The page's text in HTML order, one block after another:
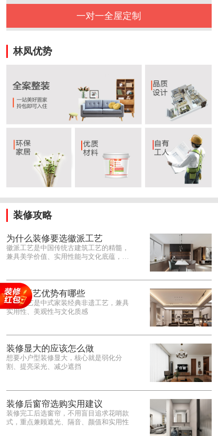
一对一全屋定制
林凤优势
装修攻略
为什么装修要选徽派工艺
徽派工艺是中国传统古建筑工艺的精髓，
兼具美学价值、实用性能与文化底蕴，优
雕细琢的砖、木、石雕为特色，线条古朴
大气，意境悠远，自带东方中式雅致韵
味，耐看且不易过时。<o:p></o:p> 在工
艺品质上，徽派工艺遵循古法匠心工序，
保耐用，抗风化、耐腐蚀，使用
徽派工艺优势有哪些
徽派工艺是中式家装经典非遗工艺，兼具
实用性、美观性与文化质感
装修显大的应该怎么做
想要小户型装修显大，核心就是弱化分
割、提亮采光、减少遮挡
装修后窗帘选购实用建议
装修完工后选窗帘，不用盲目追求花哨款
式，重点兼顾遮光、隔音、颜值和实用性